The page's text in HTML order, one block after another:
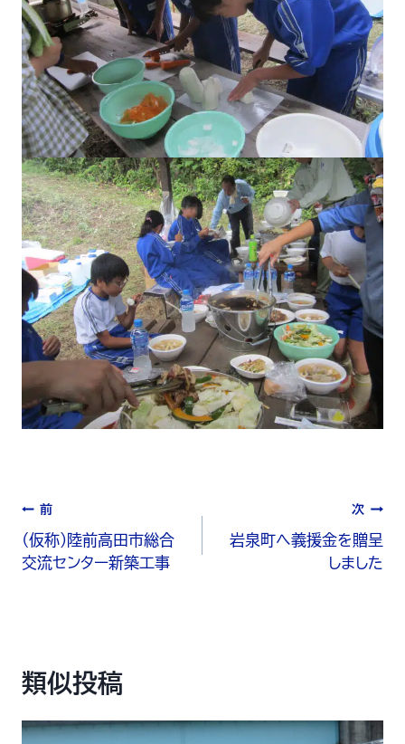
前
(仮称)陸前高田市総合
交流センター新築工事
次
岩泉町へ義援金を贈呈
しました
類似投稿